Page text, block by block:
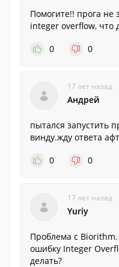
Помогите!! прога не
integer overflow, что
0
0
17 лет назад
Андрей
пытался запустить
винду.жду ответа
0
0
17 лет назад
Yuriy
Проблема с
ошибку Integer
делать?